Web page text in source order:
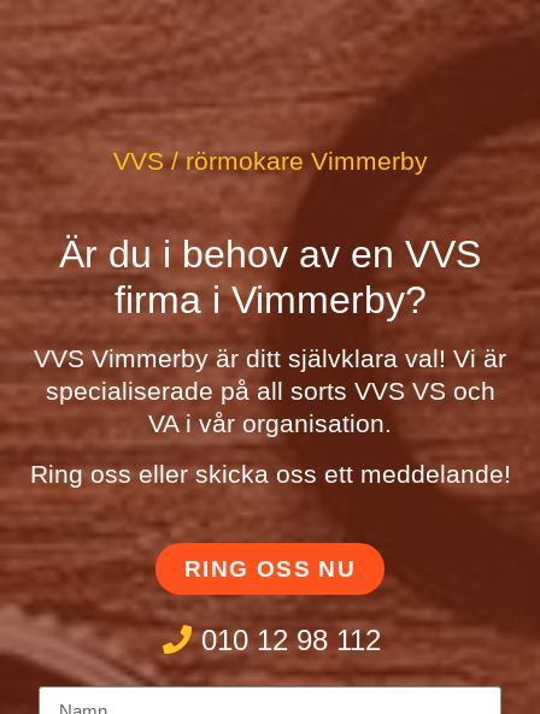
VVS / rörmokare Vimmerby
Är du i behov av en VVS
firma i Vimmerby?
VVS Vimmerby är ditt självklara val! Vi är
specialiserade på all sorts VVS VS och
VA i vår organisation.
Ring oss eller skicka oss ett meddelande!
RING OSS NU
010 12 98 112